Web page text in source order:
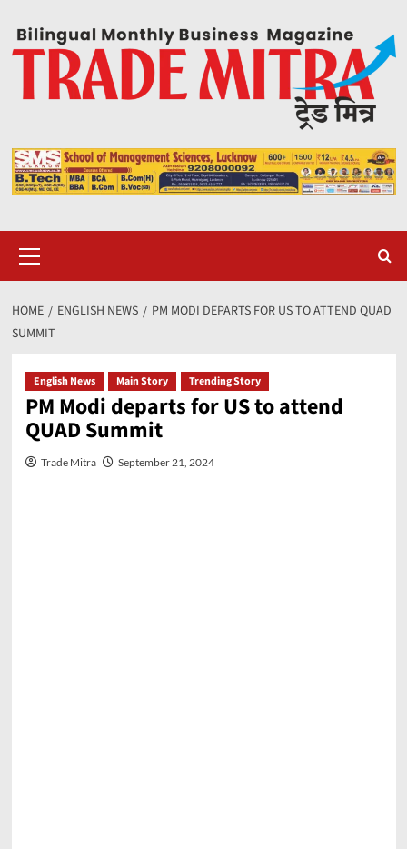
content
Menu
HOME ENGLISH NEWS
PM MODI DEPARTS FOR US TO ATTEND QUAD
SUMMIT
English News Main Story Trending Story
PM Modi departs for US to attend
QUAD Summit
Trade Mitra September 21, 2024